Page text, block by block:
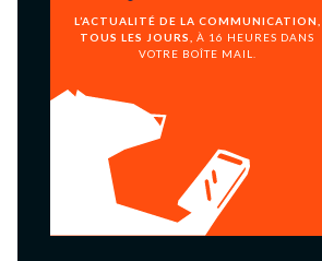
L’ACTUALITÉ DE LA COMMUNICATION,
TOUS LES JOURS,
À 16 HEURES DANS
VOTRE BOÎTE MAIL.